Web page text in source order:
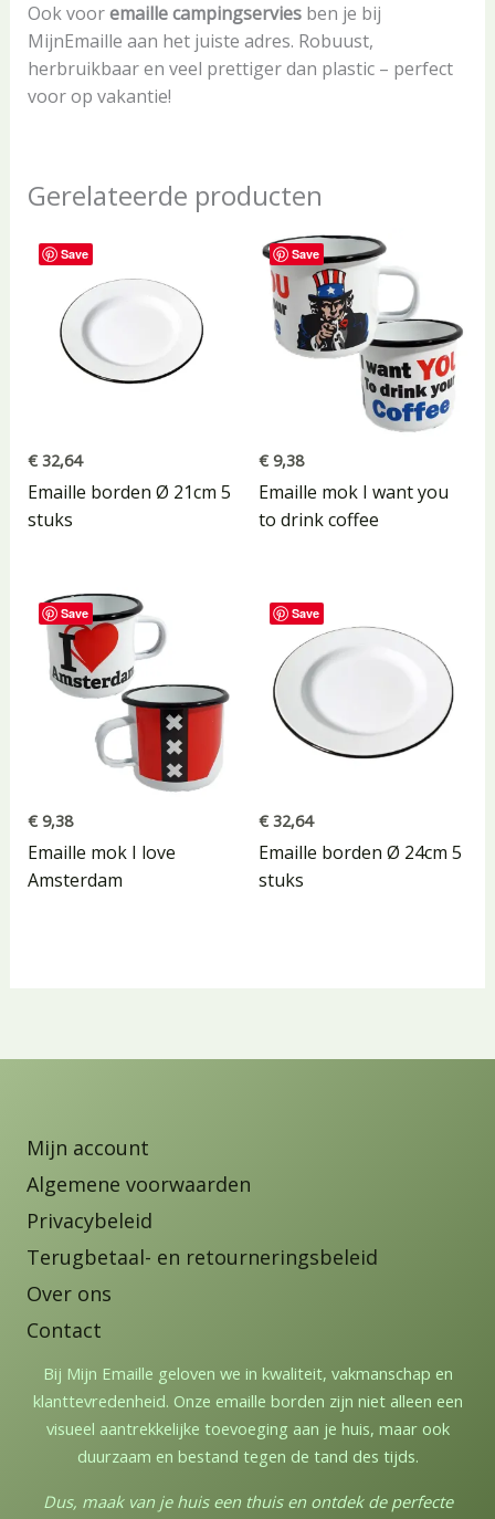
Ook vooremaille campingserviesben je bij
MijnEmaille aan het juiste adres. Robuust,
herbruikbaar en veel prettiger dan plastic – perfect
voor op vakantie!
Gerelateerde producten
Save
€32,64
Emaille borden Ø 21cm 5
stuks
Save
€ 9,38
Emaille mok I want you
to drink coffee
Save
€9,38
Emaille mok I love
Amsterdam
Save
€ 32,64
Emaille borden Ø 24cm 5
stuks
Mijn account
Algemene voorwaarden
Privacybeleid
Terugbetaal- en retourneringsbeleid
Over ons
Contact
Bij Mijn Emaille geloven we in kwaliteit, vakmanschap en
klanttevredenheid. Onze emaille borden zijn niet alleen een
visueel aantrekkelijke toevoeging aan je huis, maar ook
duurzaam en bestand tegen de tand des tijds.
Dus, maak van je huis een thuis en ontdek de perfecte